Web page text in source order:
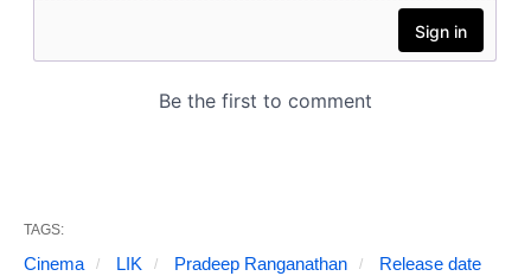
TAGS:
Cinema LIK Pradeep Ranganathan
Release date